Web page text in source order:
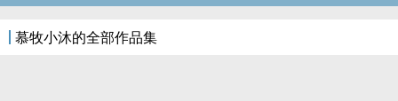
慕牧小沐的全部作品集